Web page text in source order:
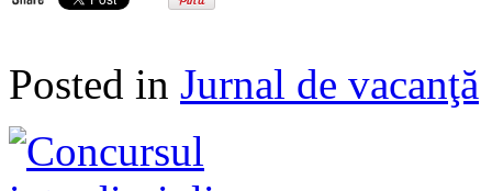
Posted in Jurnal de vacanţă